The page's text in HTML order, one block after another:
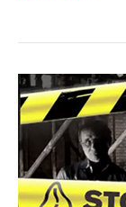
„STOP
RADNOJ
EKSPLOATACIJI”
(2012)